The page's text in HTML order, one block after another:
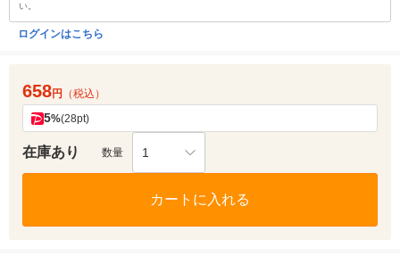
い。
ログインはこちら
658円 （税込）
5%(28pt)
在庫あり 数量 1
カートに入れる